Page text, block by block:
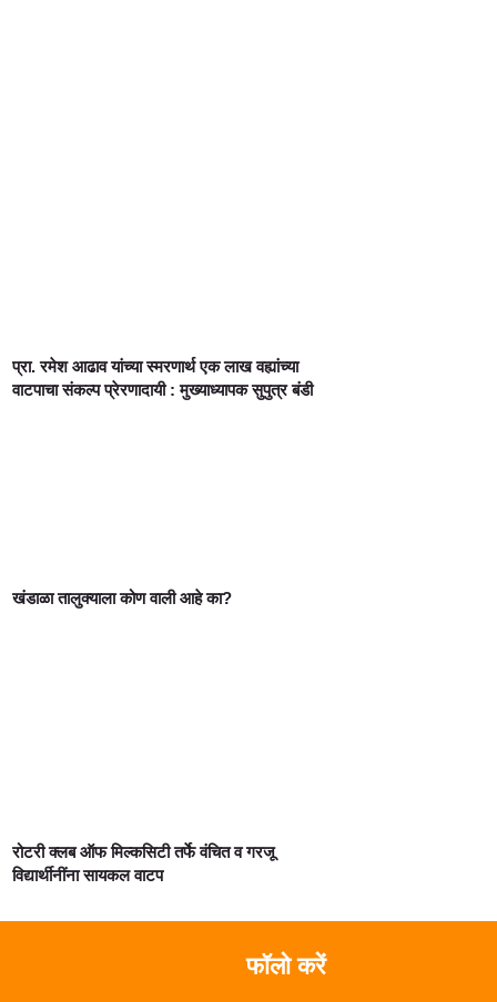
प्रा. रमेश आढाव यांच्या स्मरणार्थ एक लाख वह्यांच्या
वाटपाचा संकल्प प्रेरणादायी : मुख्याध्यापक सुपुत्र बंडी
खंडाळा तालुक्याला कोण वाली आहे का?
रोटरी क्लब ऑफ मिल्कसिटी तर्फे वंचित व गरजू
विद्यार्थीनींना सायकल वाटप
फॉलो करें